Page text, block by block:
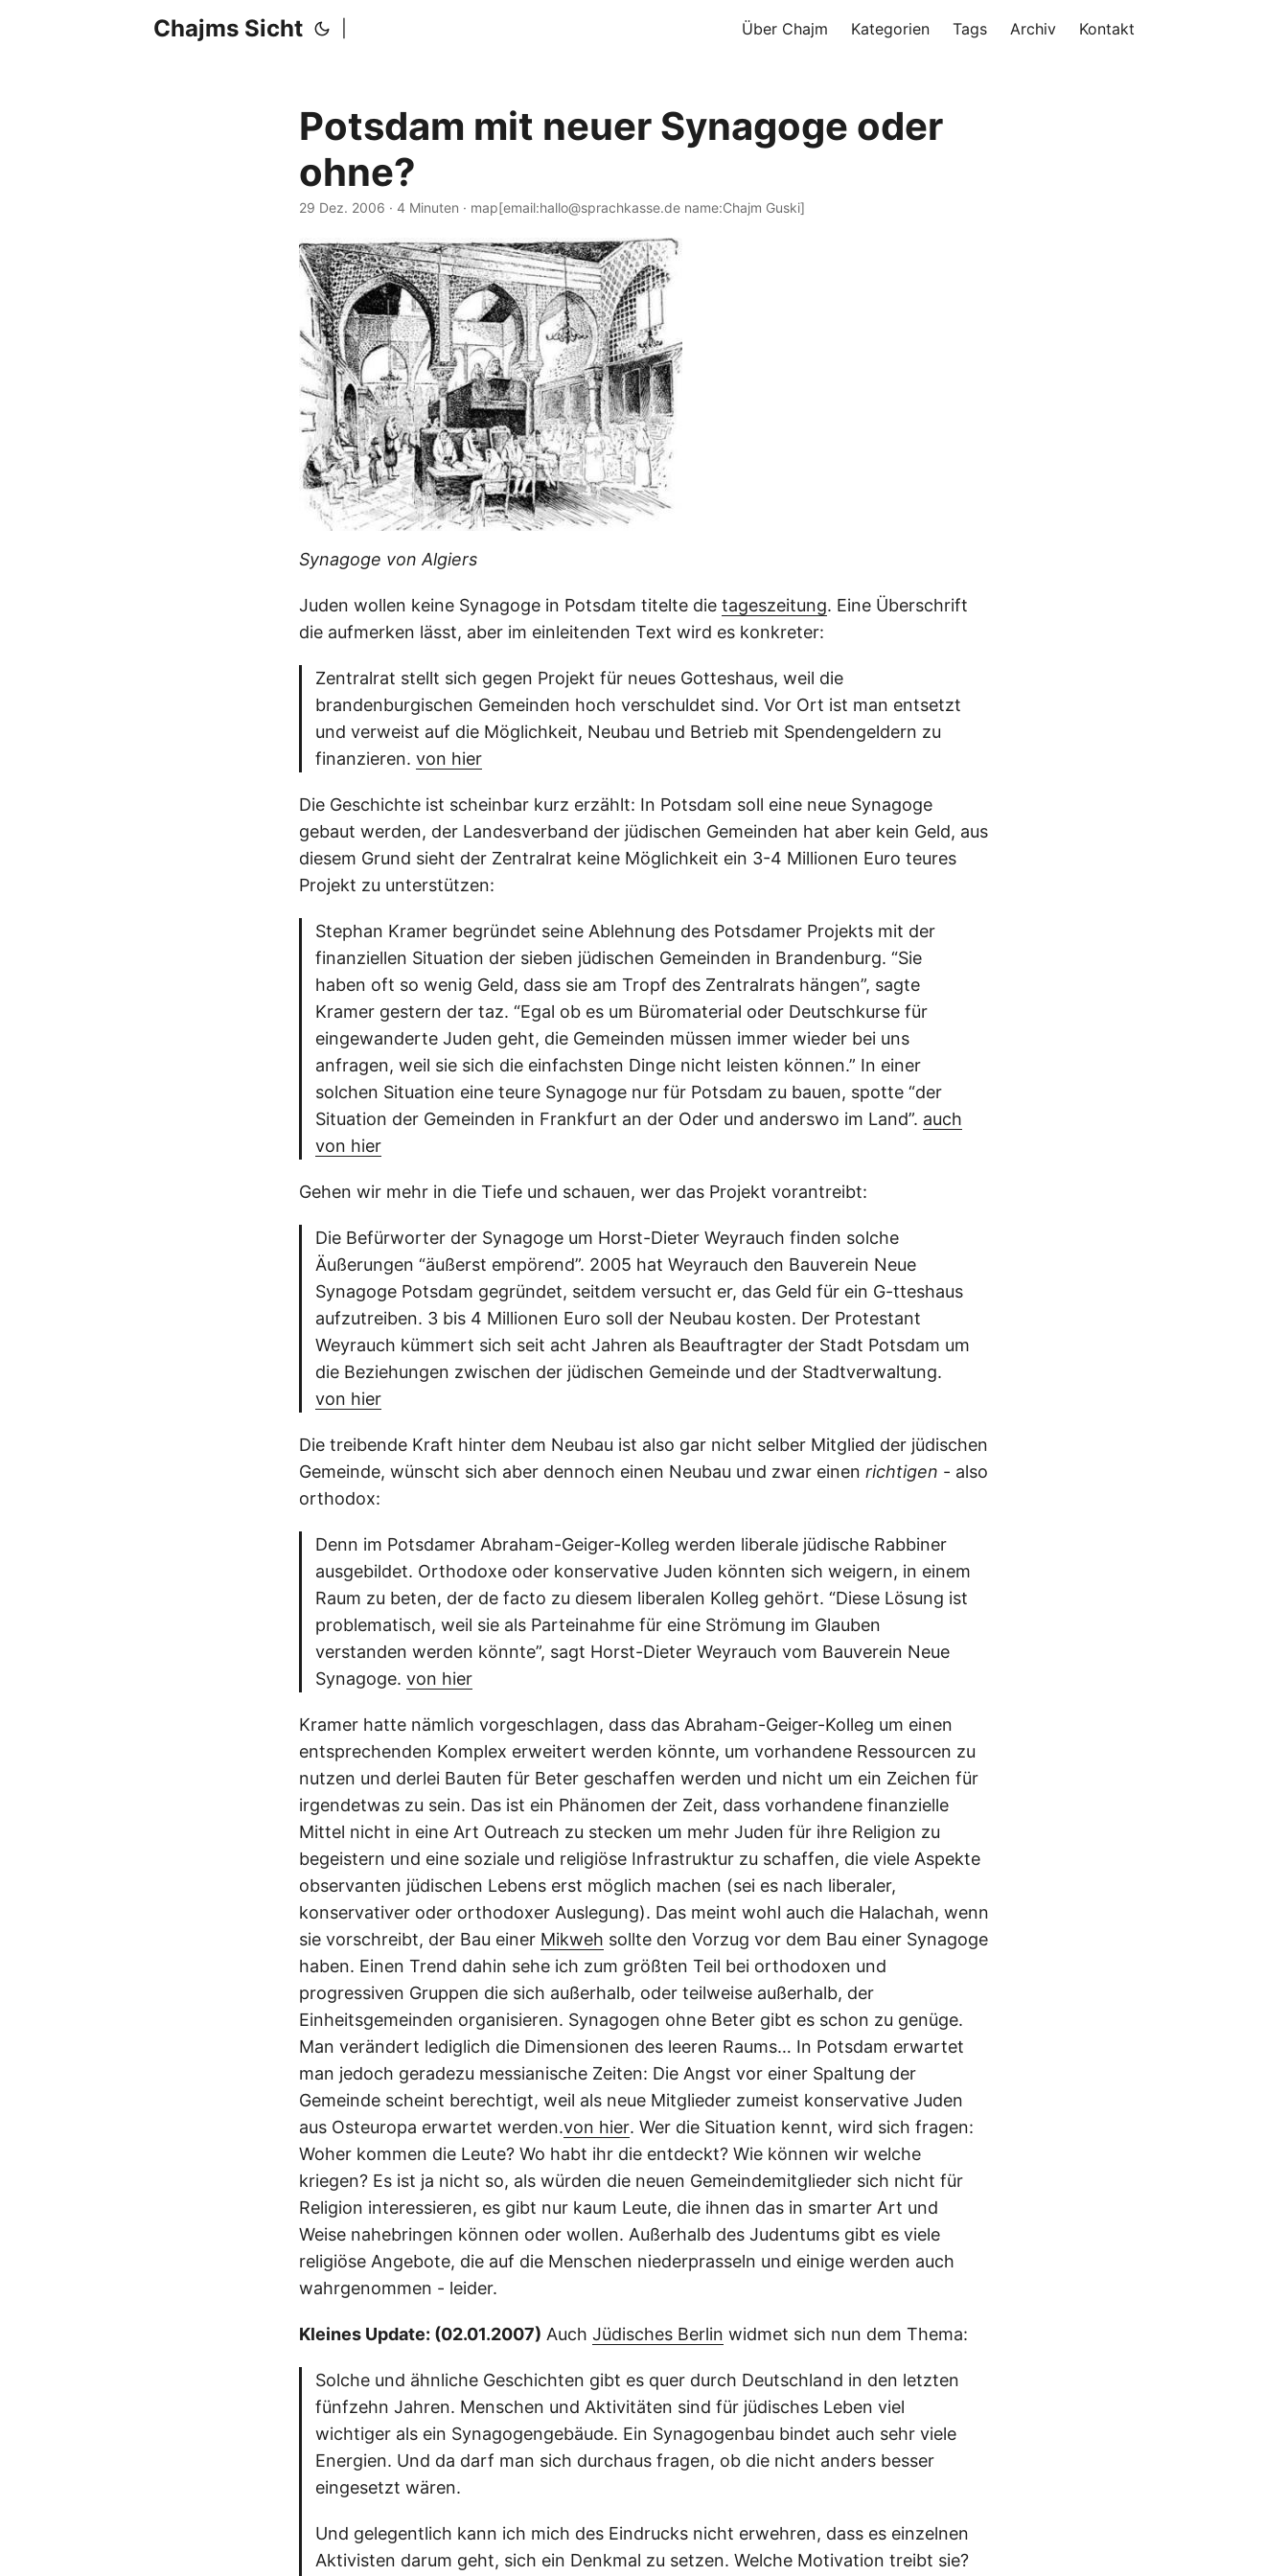
Chajms Sicht Über Chajm Kategorien Tags Archiv Kontakt
Potsdam mit neuer Synagoge oder
ohne?
29 Dez. 2006 · 4 Minuten · map[email:hallo@sprachkasse.de name:Chajm Guski]
Synagoge von Algiers
Juden wollen keine Synagoge in Potsdam titelte die tageszeitung. Eine Überschrift
die aufmerken lässt, aber im einleitenden Text wird es konkreter:
Zentralrat stellt sich gegen Projekt für neues Gotteshaus, weil die
brandenburgischen Gemeinden hoch verschuldet sind. Vor Ort ist man entsetzt
und verweist auf die Möglichkeit, Neubau und Betrieb mit Spendengeldern zu
finanzieren. von hier
Die Geschichte ist scheinbar kurz erzählt: In Potsdam soll eine neue Synagoge
gebaut werden, der Landesverband der jüdischen Gemeinden hat aber kein Geld, aus
diesem Grund sieht der Zentralrat keine Möglichkeit ein 3-4 Millionen Euro teures
Projekt zu unterstützen:
Stephan Kramer begründet seine Ablehnung des Potsdamer Projekts mit der
finanziellen Situation der sieben jüdischen Gemeinden in Brandenburg. “Sie
haben oft so wenig Geld, dass sie am Tropf des Zentralrats hängen”, sagte
Kramer gestern der taz. “Egal ob es um Büromaterial oder Deutschkurse für
eingewanderte Juden geht, die Gemeinden müssen immer wieder bei uns
anfragen, weil sie sich die einfachsten Dinge nicht leisten können.” In einer
solchen Situation eine teure Synagoge nur für Potsdam zu bauen, spotte “der
Situation der Gemeinden in Frankfurt an der Oder und anderswo im Land”. auch
von hier
Gehen wir mehr in die Tiefe und schauen, wer das Projekt vorantreibt:
Die Befürworter der Synagoge um Horst-Dieter Weyrauch finden solche
Äußerungen “äußerst empörend”. 2005 hat Weyrauch den Bauverein Neue
Synagoge Potsdam gegründet, seitdem versucht er, das Geld für ein G-tteshaus
aufzutreiben. 3 bis 4 Millionen Euro soll der Neubau kosten. Der Protestant
Weyrauch kümmert sich seit acht Jahren als Beauftragter der Stadt Potsdam um
die Beziehungen zwischen der jüdischen Gemeinde und der Stadtverwaltung.
von hier
Die treibende Kraft hinter dem Neubau ist also gar nicht selber Mitglied der jüdischen
Gemeinde, wünscht sich aber dennoch einen Neubau und zwar einen richtigen - also
orthodox:
Denn im Potsdamer Abraham-Geiger-Kolleg werden liberale jüdische Rabbiner
ausgebildet. Orthodoxe oder konservative Juden könnten sich weigern, in einem
Raum zu beten, der de facto zu diesem liberalen Kolleg gehört. “Diese Lösung ist
problematisch, weil sie als Parteinahme für eine Strömung im Glauben
verstanden werden könnte”, sagt Horst-Dieter Weyrauch vom Bauverein Neue
Synagoge. von hier
Kramer hatte nämlich vorgeschlagen, dass das Abraham-Geiger-Kolleg um einen
entsprechenden Komplex erweitert werden könnte, um vorhandene Ressourcen zu
nutzen und derlei Bauten für Beter geschaffen werden und nicht um ein Zeichen für
irgendetwas zu sein. Das ist ein Phänomen der Zeit, dass vorhandene finanzielle
Mittel nicht in eine Art Outreach zu stecken um mehr Juden für ihre Religion zu
begeistern und eine soziale und religiöse Infrastruktur zu schaffen, die viele Aspekte
observanten jüdischen Lebens erst möglich machen (sei es nach liberaler,
konservativer oder orthodoxer Auslegung). Das meint wohl auch die Halachah, wenn
sie vorschreibt, der Bau einer Mikweh sollte den Vorzug vor dem Bau einer Synagoge
haben. Einen Trend dahin sehe ich zum größten Teil bei orthodoxen und
progressiven Gruppen die sich außerhalb, oder teilweise außerhalb, der
Einheitsgemeinden organisieren. Synagogen ohne Beter gibt es schon zu genüge.
Man verändert lediglich die Dimensionen des leeren Raums… In Potsdam erwartet
man jedoch geradezu messianische Zeiten: Die Angst vor einer Spaltung der
Gemeinde scheint berechtigt, weil als neue Mitglieder zumeist konservative Juden
aus Osteuropa erwartet werden.von hier. Wer die Situation kennt, wird sich fragen:
Woher kommen die Leute? Wo habt ihr die entdeckt? Wie können wir welche
kriegen? Es ist ja nicht so, als würden die neuen Gemeindemitglieder sich nicht für
Religion interessieren, es gibt nur kaum Leute, die ihnen das in smarter Art und
Weise nahebringen können oder wollen. Außerhalb des Judentums gibt es viele
religiöse Angebote, die auf die Menschen niederprasseln und einige werden auch
wahrgenommen - leider.
Kleines Update: (02.01.2007) Auch Jüdisches Berlin widmet sich nun dem Thema:
Solche und ähnliche Geschichten gibt es quer durch Deutschland in den letzten
fünfzehn Jahren. Menschen und Aktivitäten sind für jüdisches Leben viel
wichtiger als ein Synagogengebäude. Ein Synagogenbau bindet auch sehr viele
Energien. Und da darf man sich durchaus fragen, ob die nicht anders besser
eingesetzt wären.
Und gelegentlich kann ich mich des Eindrucks nicht erwehren, dass es einzelnen
Aktivisten darum geht, sich ein Denkmal zu setzen. Welche Motivation treibt sie?